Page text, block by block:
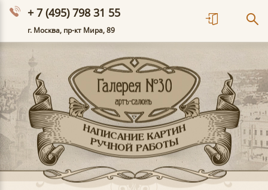
+ 7 (495) 798 31 55
г. Москва, пр-кт Мира, 89